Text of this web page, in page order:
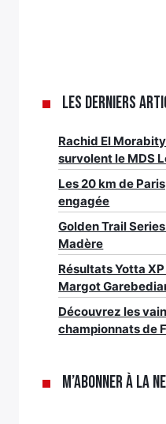
Les derniers
Rachid El
survolent le MDS
Les 20 km de
engagée
Golden Trail
Madère
Résultats Yotta
Margot
Découvrez les
championnats de
M’abonner à la